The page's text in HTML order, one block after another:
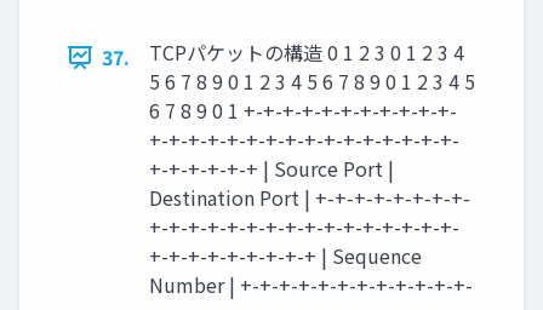
37.
TCPパケットの構造 0 1 2 3 0 1 2 3 4
5 6 7 8 9 0 1 2 3 4 5 6 7 8 9 0 1 2 3 4 5
6 7 8 9 0 1 +-+-+-+-+-+-+-+-+-+-+-
+-+-+-+-+-+-+-+-+-+-+-+-+-+-+-+-
+-+-+-+-+-+ | Source Port |
Destination Port | +-+-+-+-+-+-+-+-
+-+-+-+-+-+-+-+-+-+-+-+-+-+-+-+-
+-+-+-+-+-+-+-+-+ | Sequence
Number | +-+-+-+-+-+-+-+-+-+-+-+-